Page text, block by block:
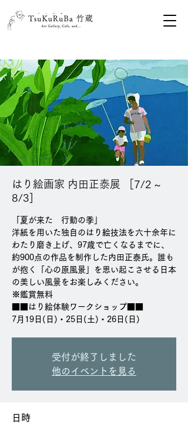
はり絵画家 内田正泰展 ［7/2 ~
8/3]
「夏が来た 行動の季」
洋紙を用いた独自のはり絵技法を六十余年に
わたり磨き上げ、97歳で亡くなるまでに、
約900点の作品を制作した内田正泰氏。誰も
が抱く「心の原風景」を思い起こさせる日本
の美しい風景をお楽しみください。
※鑑賞無料
■■はり絵体験ワークショップ■■
7月19日(日)・25日(土)・26日(日)
受付が終了しました
他のイベントを見る
日時